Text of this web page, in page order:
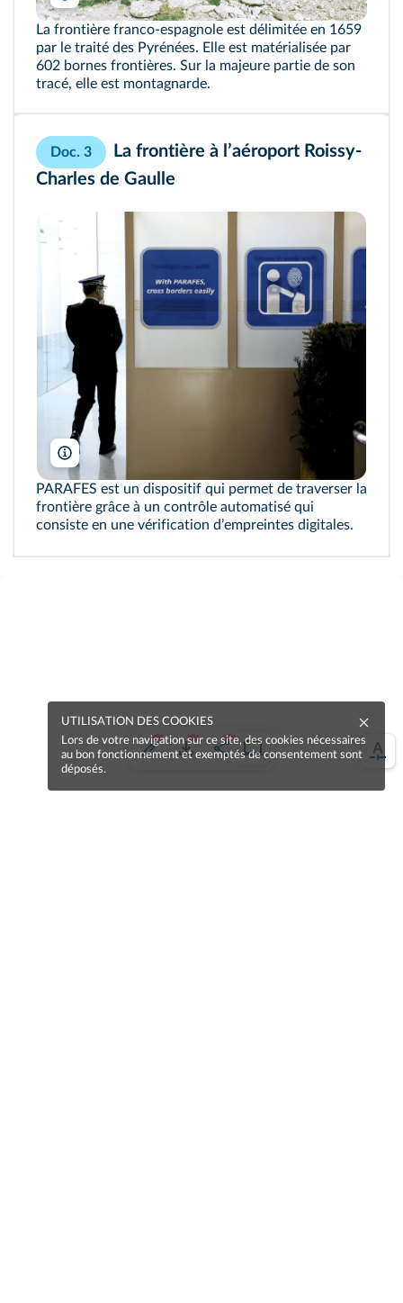
La frontière franco-espagnole est délimitée en 1659
par le traité des Pyrénées. Elle est matérialisée par
602 bornes frontières. Sur la majeure partie de son
tracé, elle est montagnarde.
Doc. 3
La frontière à lʼaéroport Roissy-
Charles de Gaulle
Fred Dufour/AFP
PARAFES est un dispositif qui permet de traverser la
frontière grâce à un contrôle automatisé qui
consiste en une vérification dʼempreintes digitales.
UTILISATION DES COOKIES
Lors de votre navigation sur ce site, des cookies nécessaires
au bon fonctionnement et exemptés de consentement sont
déposés.